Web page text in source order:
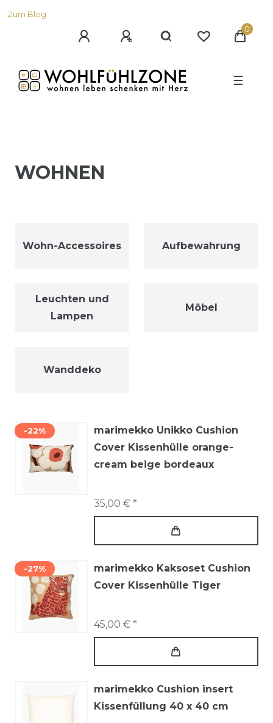
Zum Blog
0
☰
WOHNEN
Wohn-Accessoires Aufbewahrung
Leuchten und
Lampen
Möbel
Wanddeko
-22%
marimekko Unikko Cushion
Cover Kissenhülle orange-
cream beige bordeaux
35,00 € *
-27%
marimekko Kaksoset Cushion
Cover Kissenhülle Tiger
45,00 € *
marimekko Cushion insert
Kissenfüllung 40 x 40 cm